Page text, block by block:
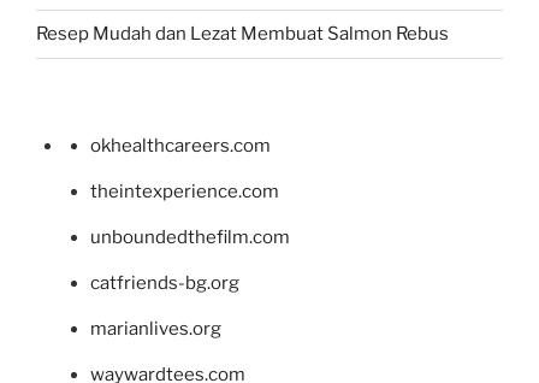
Resep Mudah dan Lezat Membuat Salmon Rebus
okhealthcareers.com
theintexperience.com
unboundedthefilm.com
catfriends-bg.org
marianlives.org
waywardtees.com